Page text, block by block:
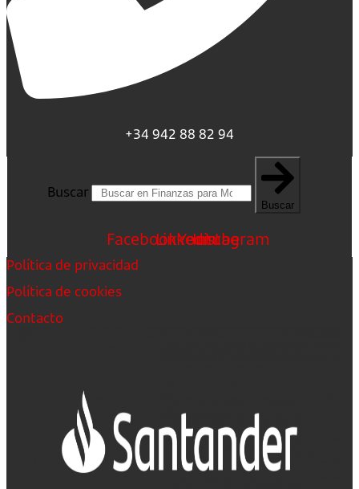
+34 942 88 82 94
Buscar
Buscar
FacebookLinkedin
Youtube
Instagram
Política de privacidad
Política de cookies
Contacto